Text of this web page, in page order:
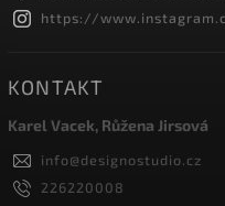
https://
KONTAKT
Karel Vacek, Růžena Jirsová
info@designostudio.cz
226220008